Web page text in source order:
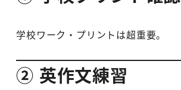
学校ワーク・プリントは超重要。
② 英作文練習